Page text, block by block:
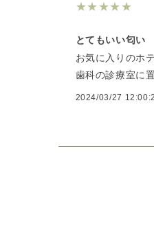
★★★★★
とてもいい匂い
お気に入りのホ
歯科の診療室に
2024/03/27